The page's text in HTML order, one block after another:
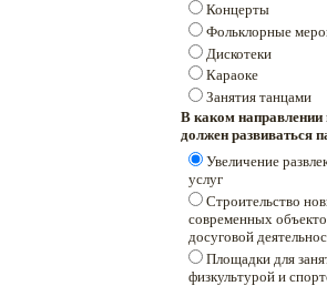
Концерты
Фольклорные
Дискотеки
Караоке
Занятия танцами
В каком направлении
должен развиваться
Увеличение
услуг
Строительство
современных
досуговой
Площадки для
физкультурой и